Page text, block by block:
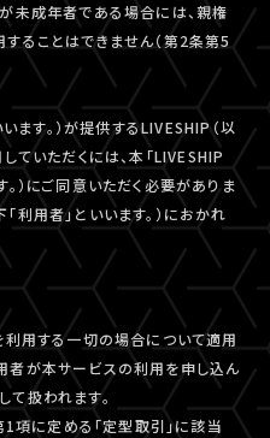
が未成年者である場合には、親権
ることはできません（第2条第5
す。）が提供するLIVESHIP（以
ていただくには、本「LIVESHIP
。）にご同意いただく必要がありま
利用者」といいます。）におかれ
用する一切の場合について適用
者が本サービスの利用を申し込ん
て扱われます。
に定める「定型取引」に該当